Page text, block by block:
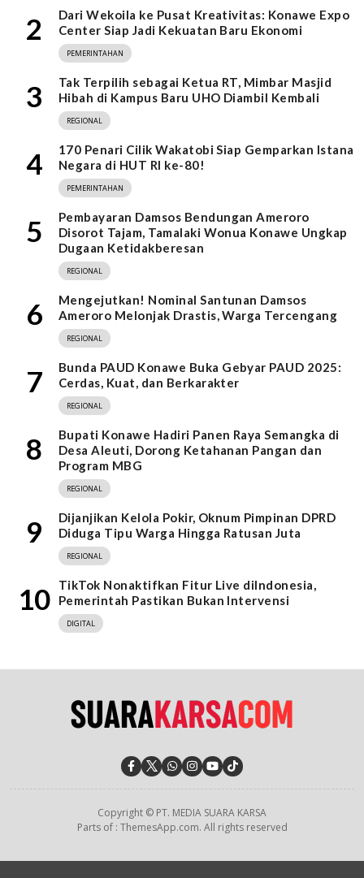
2
Dari Wekoila ke Pusat Kreativitas: Konawe Expo
Center Siap Jadi Kekuatan Baru Ekonomi
PEMERINTAHAN
3
Tak Terpilih sebagai Ketua RT, Mimbar Masjid
Hibah di Kampus Baru UHO Diambil Kembali
REGIONAL
4
170 Penari Cilik Wakatobi Siap Gemparkan Istana
Negara di HUT RI ke-80!
PEMERINTAHAN
5
Pembayaran Damsos Bendungan Ameroro
Disorot Tajam, Tamalaki Wonua Konawe Ungkap
Dugaan Ketidakberesan
REGIONAL
6
Mengejutkan! Nominal Santunan Damsos
Ameroro Melonjak Drastis, Warga Tercengang
REGIONAL
7
Bunda PAUD Konawe Buka Gebyar PAUD 2025:
Cerdas, Kuat, dan Berkarakter
REGIONAL
8
Bupati Konawe Hadiri Panen Raya Semangka di
Desa Aleuti, Dorong Ketahanan Pangan dan
Program MBG
REGIONAL
9
Dijanjikan Kelola Pokir, Oknum Pimpinan DPRD
Diduga Tipu Warga Hingga Ratusan Juta
REGIONAL
10
TikTok Nonaktifkan Fitur Live diIndonesia,
Pemerintah Pastikan Bukan Intervensi
DIGITAL
Copyright © PT. MEDIA SUARA KARSA
Parts of : ThemesApp.com. All rights reserved